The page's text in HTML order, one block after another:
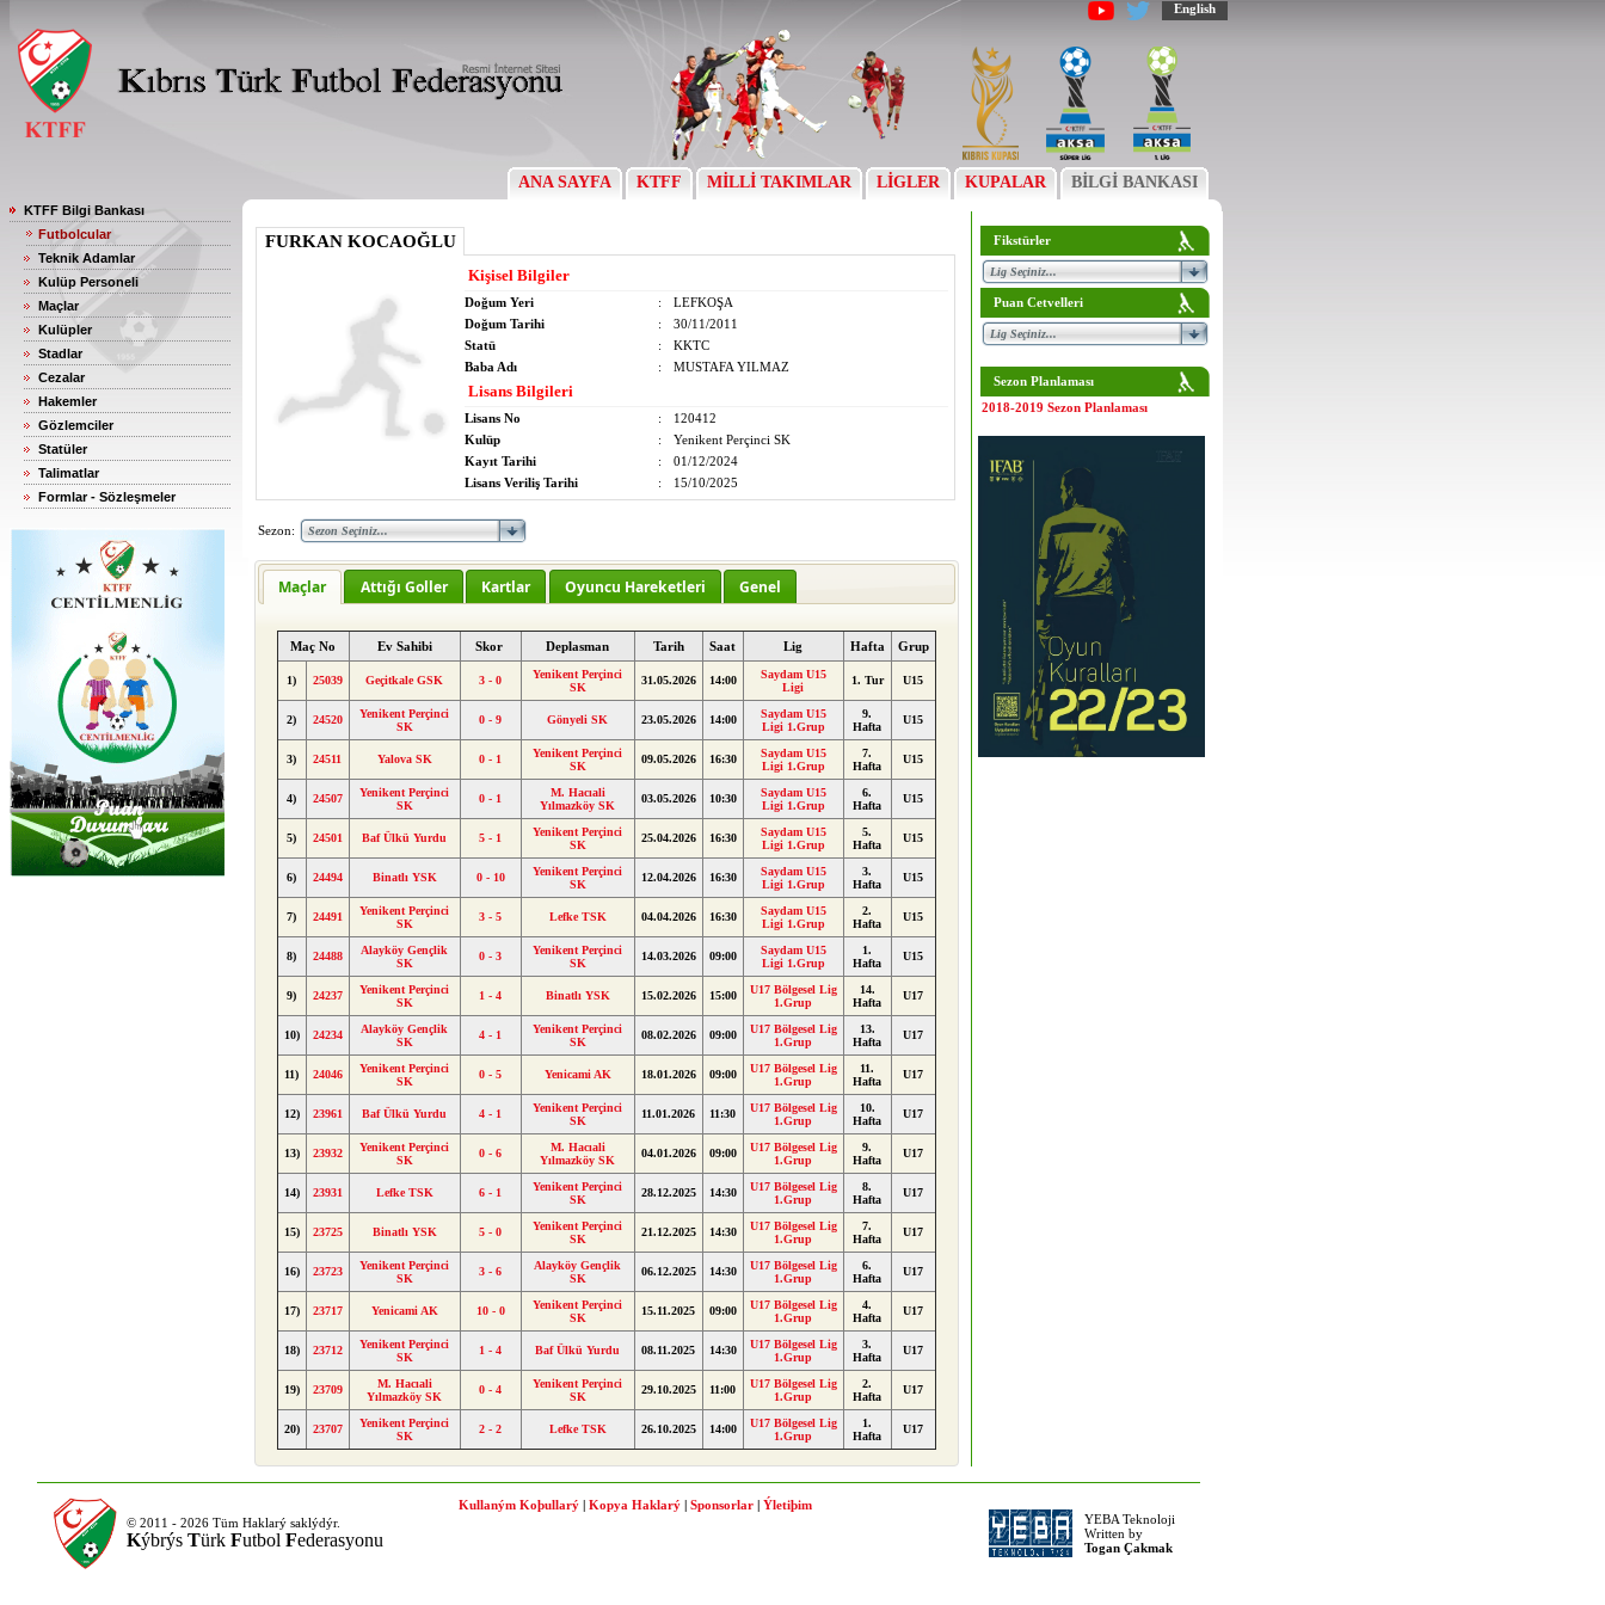
English
ANA SAYFA KTFF MİLLİ TAKIMLAR LİGLER KUPALAR BİLGİ BANKASI
KTFF Bilgi Bankası
Futbolcular
Teknik Adamlar
Kulüp Personeli
Maçlar
Kulüpler
Stadlar
Cezalar
Hakemler
Gözlemciler
Statüler
Talimatlar
Formlar - Sözleşmeler
FURKAN KOCAOĞLU
Kişisel Bilgiler
Doğum Yeri :
LEFKOŞA
Doğum Tarihi
:
30/11/2011
Statü
:
KKTC
Baba Adı
: MUSTAFA YILMAZ
Lisans Bilgileri
Lisans No :
120412
Kulüp
:
Yenikent Perçinci SK
Kayıt Tarihi
:
01/12/2024
Lisans Veriliş Tarihi
: 15/10/2025
Sezon:
Maçlar Attığı Goller Kartlar Oyuncu Hareketleri Genel
Maç No Ev Sahibi Skor Deplasman Tarih Saat Lig Hafta Grup
1) 25039 Geçitkale GSK 3 - 0
Yenikent Perçinci
SK
31.05.2026 14:00
Saydam U15
Ligi
1. Tur U15
2) 24520
Yenikent Perçinci
SK
0 - 9 Gönyeli SK 23.05.2026 14:00
Saydam U15
Ligi 1.Grup
9.
Hafta
U15
3) 24511 Yalova SK 0 - 1
Yenikent Perçinci
SK
09.05.2026 16:30
Saydam U15
Ligi 1.Grup
7.
Hafta
U15
4) 24507
Yenikent Perçinci
SK
0 - 1
M. Hacıali
Yılmazköy SK
03.05.2026 10:30
Saydam U15
Ligi 1.Grup
6.
Hafta
U15
5) 24501 Baf Ülkü Yurdu 5 - 1
Yenikent Perçinci
SK
25.04.2026 16:30
Saydam U15
Ligi 1.Grup
5.
Hafta
U15
6) 24494 Binatlı YSK 0 - 10
Yenikent Perçinci
SK
12.04.2026 16:30
Saydam U15
Ligi 1.Grup
3.
Hafta
U15
7) 24491
Yenikent Perçinci
SK
3 - 5 Lefke TSK 04.04.2026 16:30
Saydam U15
Ligi 1.Grup
2.
Hafta
U15
8) 24488
Alayköy Gençlik
SK
0 - 3
Yenikent Perçinci
SK
14.03.2026 09:00
Saydam U15
Ligi 1.Grup
1.
Hafta
U15
9) 24237
Yenikent Perçinci
SK
1 - 4 Binatlı YSK 15.02.2026 15:00
U17 Bölgesel Lig
1.Grup
14.
Hafta
U17
10) 24234
Alayköy Gençlik
SK
4 - 1
Yenikent Perçinci
SK
08.02.2026 09:00
U17 Bölgesel Lig
1.Grup
13.
Hafta
U17
11) 24046
Yenikent Perçinci
SK
0 - 5 Yenicami AK 18.01.2026 09:00
U17 Bölgesel Lig
1.Grup
11.
Hafta
U17
12) 23961 Baf Ülkü Yurdu 4 - 1
Yenikent Perçinci
SK
11.01.2026 11:30
U17 Bölgesel Lig
1.Grup
10.
Hafta
U17
13) 23932
Yenikent Perçinci
SK
0 - 6
M. Hacıali
Yılmazköy SK
04.01.2026 09:00
U17 Bölgesel Lig
1.Grup
9.
Hafta
U17
14) 23931 Lefke TSK 6 - 1
Yenikent Perçinci
SK
28.12.2025 14:30
U17 Bölgesel Lig
1.Grup
8.
Hafta
U17
15) 23725 Binatlı YSK 5 - 0
Yenikent Perçinci
SK
21.12.2025 14:30
U17 Bölgesel Lig
1.Grup
7.
Hafta
U17
16) 23723
Yenikent Perçinci
SK
3 - 6
Alayköy Gençlik
SK
06.12.2025 14:30
U17 Bölgesel Lig
1.Grup
6.
Hafta
U17
17) 23717 Yenicami AK 10 - 0
Yenikent Perçinci
SK
15.11.2025 09:00
U17 Bölgesel Lig
1.Grup
4.
Hafta
U17
18) 23712
Yenikent Perçinci
SK
1 - 4 Baf Ülkü Yurdu 08.11.2025 14:30
U17 Bölgesel Lig
1.Grup
3.
Hafta
U17
19) 23709
M. Hacıali
Yılmazköy SK
0 - 4
Yenikent Perçinci
SK
29.10.2025 11:00
U17 Bölgesel Lig
1.Grup
2.
Hafta
U17
20) 23707
Yenikent Perçinci
SK
2 - 2 Lefke TSK 26.10.2025 14:00
U17 Bölgesel Lig
1.Grup
1.
Hafta
U17
Fikstürler
Puan Cetvelleri
Sezon Planlaması
2018-2019 Sezon Planlaması
© 2011 - 2026 Tüm Haklarý saklýdýr.
Kýbrýs Türk Futbol Federasyonu
Kullaným Koþullarý Kopya Haklarý Sponsorlar
Ýletiþim
YEBA Teknoloji
Written by
Togan Çakmak